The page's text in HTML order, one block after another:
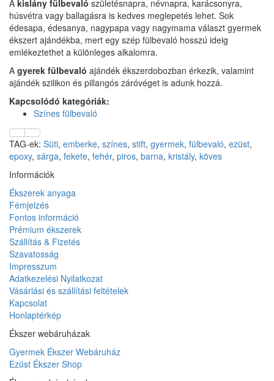
A kislány fülbevaló születésnapra, névnapra, karácsonyra,
húsvétra vagy ballagásra is kedves meglepetés lehet. Sok
édesapa, édesanya, nagypapa vagy nagymama választ gyermek
ékszert ajándékba, mert egy szép fülbevaló hosszú ideig
emlékeztethet a különleges alkalomra.
A gyerek fülbevaló ajándék ékszerdobozban érkezik, valamint
ajándék szilikon és pillangós záróvéget is adunk hozzá.
Kapcsolódó kategóriák:
Színes fülbevaló
TAG-ek: Süti, emberke, színes, stift, gyermek, fülbevaló, ezüst,
epoxy, sárga, fekete, fehér, piros, barna, kristály, köves
Információk
Ékszerek anyaga
Fémjelzés
Fontos információ
Prémium ékszerek
Szállítás & Fizetés
Szavatosság
Impresszum
Adatkezelési Nyilatkozat
Vásárlási és szállítási feltételek
Kapcsolat
Honlaptérkép
Ékszer webáruházak
Gyermek Ékszer Webáruház
Ezüst Ékszer Shop